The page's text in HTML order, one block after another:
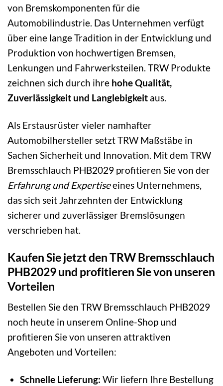
von Bremskomponenten für die
Automobilindustrie. Das Unternehmen verfügt
über eine lange Tradition in der Entwicklung und
Produktion von hochwertigen Bremsen,
Lenkungen und Fahrwerksteilen. TRW Produkte
zeichnen sich durch ihre hohe Qualität,
Zuverlässigkeit und Langlebigkeit aus.
Als Erstausrüster vieler namhafter
Automobilhersteller setzt TRW Maßstäbe in
Sachen Sicherheit und Innovation. Mit dem TRW
Bremsschlauch PHB2029 profitieren Sie von der
Erfahrung und Expertiseeines Unternehmens,
das sich seit Jahrzehnten der Entwicklung
sicherer und zuverlässiger Bremslösungen
verschrieben hat.
Kaufen Sie jetzt den TRW Bremsschlauch
PHB2029 und profitieren Sie von unseren
Vorteilen
Bestellen Sie den TRW Bremsschlauch PHB2029
noch heute in unserem Online-Shop und
profitieren Sie von unseren attraktiven
Angeboten und Vorteilen:
Schnelle Lieferung: Wir liefern Ihre Bestellung